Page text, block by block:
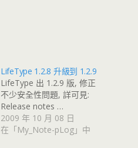
LifeType 1.2.8 升級到 1.2.9
LifeType 出 1.2.9 版, 修正
不少安全性問題, 詳可見:
Release notes …
2009 年 10 月 08 日
在「My_Note-pLog」中